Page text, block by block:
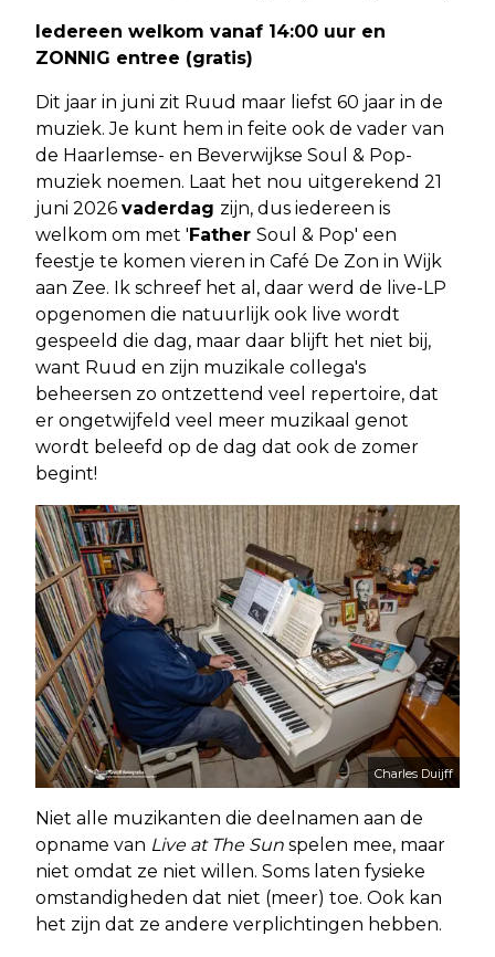
Iedereen welkom vanaf 14:00 uur en
ZONNIG entree (gratis)
Dit jaar in juni zit Ruud maar liefst 60 jaar in de
muziek. Je kunt hem in feite ook de vader van
de Haarlemse- en Beverwijkse Soul & Pop-
muziek noemen. Laat het nou uitgerekend 21
juni 2026 vaderdag zijn, dus iedereen is
welkom om met ' Father Soul & Pop' een
feestje te komen vieren in Café De Zon in Wijk
aan Zee. Ik schreef het al, daar werd de live-LP
opgenomen die natuurlijk ook live wordt
gespeeld die dag, maar daar blijft het niet bij,
want Ruud en zijn muzikale collega's
beheersen zo ontzettend veel repertoire, dat
er ongetwijfeld veel meer muzikaal genot
wordt beleefd op de dag dat ook de zomer
begint!
Charles Duijff
Niet alle muzikanten die deelnamen aan de
opname van Live at The Sun spelen mee, maar
niet omdat ze niet willen. Soms laten fysieke
omstandigheden dat niet (meer) toe. Ook kan
het zijn dat ze andere verplichtingen hebben.